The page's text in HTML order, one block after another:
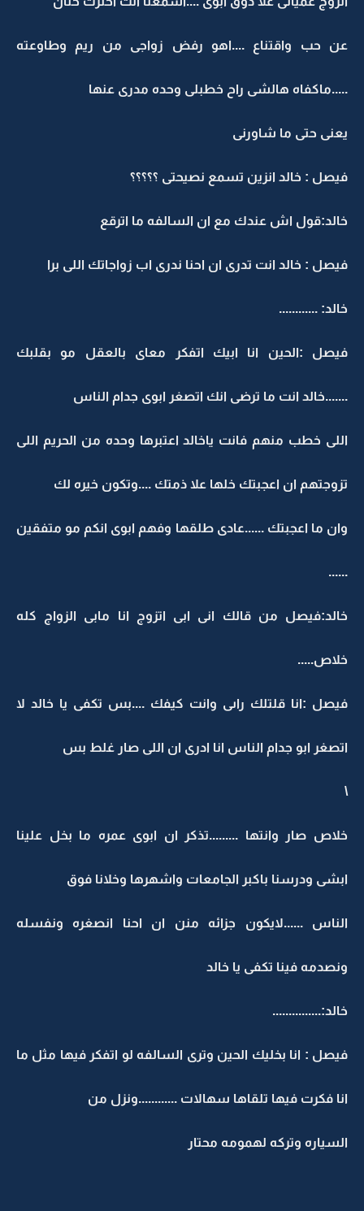
عن حب واقتناع ....اهو رفض زواجى من ريم وطاوعته
.....ماكفاه هالشى راح خطبلى وحده مدرى عنها
يعنى حتى ما شاورنى
فيصل : خالد انزين تسمع نصيحتى ؟؟؟؟؟
خالد:قول اش عندك مع ان السالفه ما اترقع
فيصل : خالد انت تدرى ان احنا ندرى اب زواجاتك اللى برا
خالد: ............
فيصل :الحين انا ابيك اتفكر معاى بالعقل مو بقلبك
.......خالد انت ما ترضى انك اتصغر ابوى جدام الناس
اللى خطب منهم فانت ياخالد اعتبرها وحده من الحريم اللى
تزوجتهم ان اعجبتك خلها علا ذمتك ....وتكون خيره لك
وان ما اعجبتك ......عادى طلقها وفهم ابوى انكم مو متفقين
......
خالد:فيصل من قالك انى ابى اتزوج انا مابى الزواج كله
خلاص.....
فيصل :انا قلتلك راىى وانت كيفك ....بس تكفى يا خالد لا
اتصغر ابو جدام الناس انا ادرى ان اللى صار غلط بس
\
خلاص صار وانتها .........تذكر ان ابوى عمره ما بخل علينا
ابشى ودرسنا باكبر الجامعات واشهرها وخلانا فوق
الناس ......لايكون جزائه منن ان احنا انصغره ونفسله
ونصدمه فينا تكفى يا خالد
خالد:...............
فيصل : انا بخليك الحين وترى السالفه لو اتفكر فيها مثل ما
انا فكرت فيها تلقاها سهالات ............ونزل من
السياره وتركه لهمومه محتار